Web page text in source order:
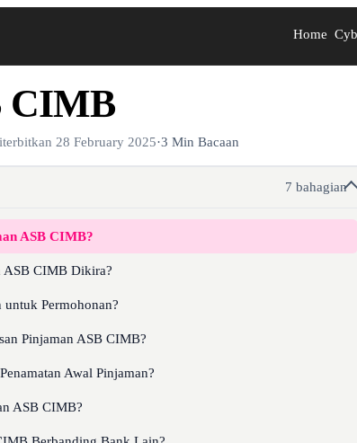
Home
CIMB
28 February 2025·3 Min Bacaan
7 bahagian
ASB CIMB?
ASB CIMB Dikira?
Permohonan?
Pinjaman ASB CIMB?
Awal Pinjaman?
ASB CIMB?